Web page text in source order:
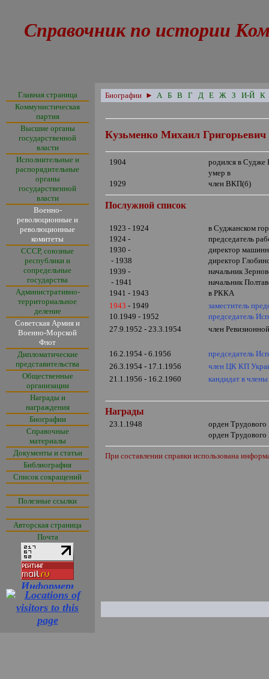
Справочник по истории
Главная страница
Коммунистическая
партия
Высшие органы
государственной
власти
Исполнительные и
распорядительные
органы
государственной
власти
Военно-
революционные и
революционные
комитеты
СССР, союзные
республики и
сопредельные
государства
Административно-
территориальное
деление
Советская Армия и
Военно-Морской
Флот
Дипломатические
представительства
Общественные
организации
Награды и
награждения
Биографии
Справочные
материалы
Документы и статьи
Библиография
Список сокращений
Полезные ссылки
Авторская страница
Почта
Биографии ► А Б В Г Д Е Ж З И-Й К
Кузьменко Михаил Григорьевич
1904
родился в Судже
умер в
1929
член ВКП(б)
Послужной список
1923 - 1924
в Суджанском
1924 -
председатель
1930 -
директор
- 1938
директор
1939 -
начальник
- 1941
начальник
1941 - 1943
в РККА
1943- 1949
заместитель
10.1949 - 1952
председатель
27.9.1952 - 23.3.1954
член
16.2.1954 - 6.1956
председатель
26.3.1954 - 17.1.1956
член ЦК КП
21.1.1956 - 16.2.1960
кандидат в
Награды
23.1.1948
орден
орден
При составлении справки использована